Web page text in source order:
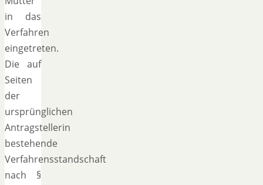
in das
Verfahren
eingetreten.
Die auf
Seiten
der
ursprünglichen
Antragstellerin
bestehende
Verfahrensstandschaft
nach §